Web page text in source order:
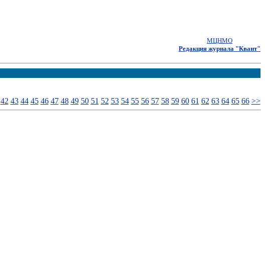
МЦНМО
Редакция журнала "Квант"
42 43 44 45 46 47 48 49 50 51 52 53 54 55 56 57 58 59 60 61 62 63 64 65 66 >>